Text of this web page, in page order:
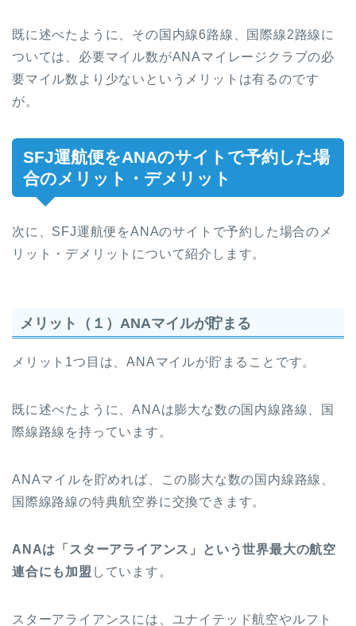
既に述べたように、その国内線6路線、国際線2路線に
ついては、必要マイル数がANAマイレージクラブの必
要マイル数より少ないというメリットは有るのです
が。
SFJ運航便をANAのサイトで予約した場
合のメリット・デメリット
次に、SFJ運航便をANAのサイトで予約した場合のメ
リット・デメリットについて紹介します。
メリット（１）ANAマイルが貯まる
メリット1つ目は、ANAマイルが貯まることです。
既に述べたように、ANAは膨大な数の国内線路線、国
際線路線を持っています。
ANAマイルを貯めれば、この膨大な数の国内線路線、
国際線路線の特典航空券に交換できます。
ANAは「スターアライアンス」という世界最大の航空
連合にも加盟 しています。
スターアライアンスには、ユナイテッド航空やルフト